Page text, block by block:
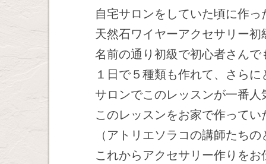
自宅サロンをしていた頃に作っ
天然石ワイヤーアクセサリー初
名前の通り初級で初心者さん
１日で５種類も作れて、さら
サロンでこのレッスンが一番人
このレッスンをお家で作って
（アトリエソラコの講師たち
これからアクセサリー作りを